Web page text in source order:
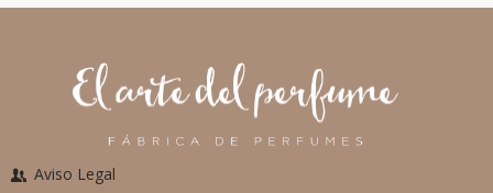
Aviso Legal